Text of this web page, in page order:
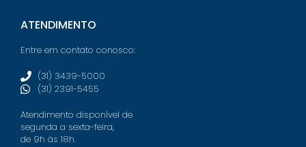
ATENDIMENTO
Entre em contato conosco:
(31) 3439-5000
(31) 2391-5455
Atendimento disponível de
segunda a sexta-feira,
de 9h às 18h.